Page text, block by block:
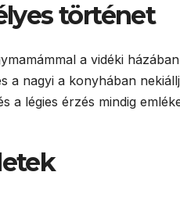
történet
a vidéki
a nagyi a konyhában
a légies érzés mindig